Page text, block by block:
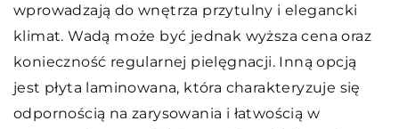
wprowadzają do wnętrza przytulny i elegancki
klimat. Wadą może być jednak wyższa cena oraz
konieczność regularnej pielęgnacji. Inną opcją
jest płyta laminowana, która charakteryzuje się
odpornością na zarysowania i łatwością w